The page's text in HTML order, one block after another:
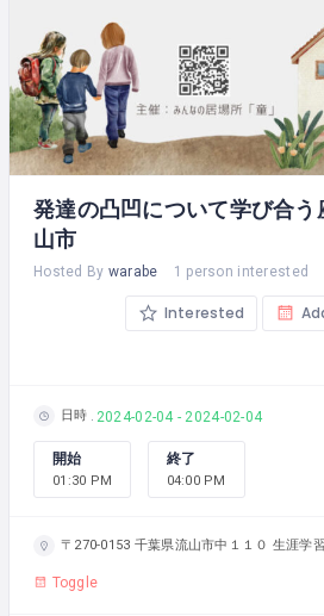
発達の凸凹について学び合
山市
Hosted By warabe 1 person interested
Interested
日時 2024-02-04 - 2024-02-04
開始
01:30 PM
終了
04:00 PM
〒270-0153 千葉県流山市中１１０ 生涯学
Toggle